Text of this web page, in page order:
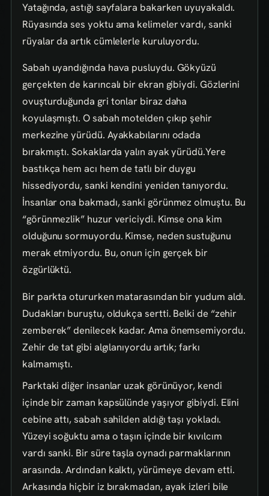
Yatağında, astığı sayfalara bakarken uyuyakaldı.
Rüyasında ses yoktu ama kelimeler vardı, sanki
rüyalar da artık cümlelerle kuruluyordu.
Sabah uyandığında hava pusluydu. Gökyüzü
gerçekten de karıncalı bir ekran gibiydi. Gözlerini
ovuşturduğunda gri tonlar biraz daha
koyulaşmıştı. O sabah motelden çıkıp şehir
merkezine yürüdü. Ayakkabılarını odada
bırakmıştı. Sokaklarda yalın ayak yürüdü.Yere
bastıkça hem acı hem de tatlı bir duygu
hissediyordu, sanki kendini yeniden tanıyordu.
İnsanlar ona bakmadı, sanki görünmez olmuştu. Bu
“görünmezlik” huzur vericiydi. Kimse ona kim
olduğunu sormuyordu. Kimse, neden sustuğunu
merak etmiyordu. Bu, onun için gerçek bir
özgürlüktü.
Bir parkta otururken matarasından bir yudum aldı.
Dudakları buruştu, oldukça sertti. Belki de “zehir
zemberek” denilecek kadar. Ama önemsemiyordu.
Zehir de tat gibi algılanıyordu artık; farkı
kalmamıştı.
Parktaki diğer insanlar uzak görünüyor, kendi
içinde bir zaman kapsülünde yaşıyor gibiydi. Elini
cebine attı, sabah sahilden aldığı taşı yokladı.
Yüzeyi soğuktu ama o taşın içinde bir kıvılcım
vardı sanki. Bir süre taşla oynadı parmaklarının
arasında. Ardından kalktı, yürümeye devam etti.
Arkasında hiçbir iz bırakmadan, ayak izleri bile